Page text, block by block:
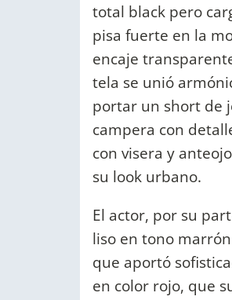
total black pero
pisa fuerte en la
encaje
tela se unió
portar un short de
campera con
con visera y
su look urbano.
El actor, por su
liso en tono
que aportó
en color rojo, que